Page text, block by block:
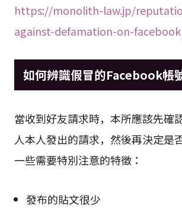
https://monolith-law.jp/
against-defamation-on-
如何辨識假冒的Facebook帳
當收到好友請求時，本所應該先確
人本人發出的請求，然後再決定是
一些需要特別注意的特徵：
發布的貼文很少